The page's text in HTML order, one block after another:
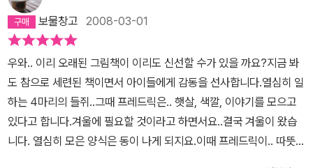
틀비를 ‘창백한’ ‘쓸쓸한’ ‘기계적’ ‘가엾다’ ‘주검 같은’ 등으로 암울하
게 묘사한다. 여기서 그가 죽기 직전 밑줄 친 부분이 이해된다. 사람은
후세에 속할수록 동시대에는 소외 받지만 미래세대의 사람들에게 이
해 받는다는 말이다. 반전 없는 일상, 목표와 꿈을 잃어버린 현대인들
의 모습이 적나라하게 표현된 것처럼 보이는 것은 미래세대의 사람들
이 그를 이해하는 반증이다. 특히나 <필경사 바틀비>는 한국사회와
묘하게 닮은 부분이 많다. 허먼 멜빌이 태어날 당시 뉴욕의 인구는 10
만에 불과했지만 그가 죽을 당시 300만까지 증가하였다. 허먼 멜빌
보물창고 2008-03-01
우와.. 이리 오래된 그림책이 이리도 신선할 수가 있을 까요?지금 봐
도 참으로 세련된 책이면서 아이들에게 감동을 선사합니다.열심히 일
하는 4마리의 들쥐..그때 프레드릭은.. 햇살, 색깔, 이야기를 모으고
있다고 합니다.겨울에 필요할 것이라고 하면서요..결국 겨울이 왔습
니다. 열심히 모은 양식은 동이 나게 되지요.이때 프레드릭이.. 따뜻한